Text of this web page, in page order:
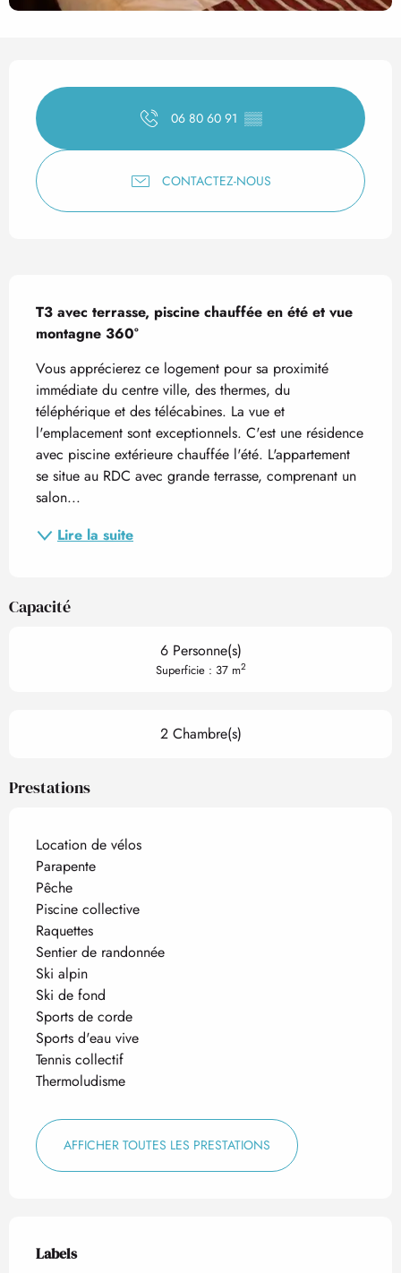
Ouverture et coordonnées
06 80 60 91 ▒▒
CONTACTEZ-NOUS
Description
T3 avec terrasse, piscine chauffée en été et vue
montagne 360°
Vous apprécierez ce logement pour sa proximité
immédiate du centre ville, des thermes, du
téléphérique et des télécabines. La vue et
l'emplacement sont exceptionnels. C'est une résidence
avec piscine extérieure chauffée l'été. L'appartement
se situe au RDC avec grande terrasse, comprenant un
salon...
Lire la suite
Capacité
6 Personne(s)
Superficie : 37 m2
2 Chambre(s)
Prestations
Location de vélos
Parapente
Pêche
Piscine collective
Raquettes
Sentier de randonnée
Ski alpin
Ski de fond
Sports de corde
Sports d'eau vive
Tennis collectif
Thermoludisme
AFFICHER TOUTES LES PRESTATIONS
Offres de prestations
Labels
Labels